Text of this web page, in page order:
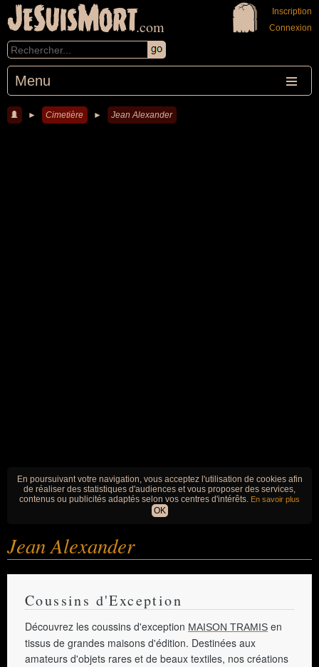
JeSuisMort.com
Menu
Inscription
Connexion
► Cimetière ► Jean Alexander
En poursuivant votre navigation, vous acceptez l'utilisation de cookies afin
de réaliser des statistiques d'audiences et vous proposer des services,
contenus ou publicités adaptés selon vos centres d'intérêts. En savoir plus
OK
Jean Alexander
Coussins d'Exception
Découvrez les coussins d'exception MAISON TRAMIS en
tissus de grandes maisons d'édition. Destinées aux
amateurs d'objets rares et de beaux textiles, nos créations